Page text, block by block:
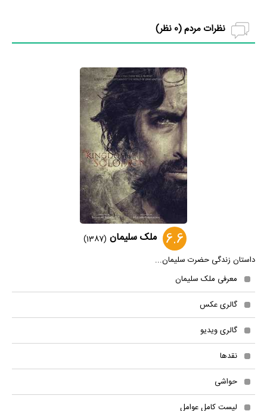
نظرات مردم (0 نظر)
6.6 ملک سلیمان (1387)
داستان زندگی حضرت سلیمان...
معرفی ملک سلیمان
گالری عکس
گالری ویدیو
نقدها
حواشی
لیست کامل عوامل